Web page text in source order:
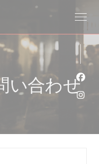
い合わせ